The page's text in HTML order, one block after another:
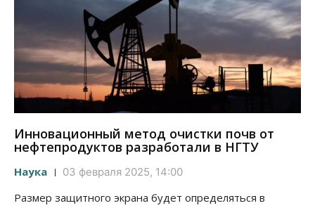
Инновационный метод очистки почв от
нефтепродуктов разработали в НГТУ
Наука 03 февраля 2025, 14:00
Размер защитного экрана будет определяться в